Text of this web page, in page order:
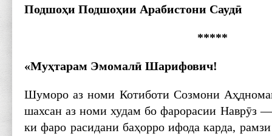
Подшоҳи Подшоҳии Арабистони Саудӣ
*****
«Муҳтарам Эмомалӣ Шарифович!
Шуморо аз номи Котиботи Созмони
шахсан аз номи худам бо фарорасии Наврӯз
ки фаро расидани баҳорро ифода карда,